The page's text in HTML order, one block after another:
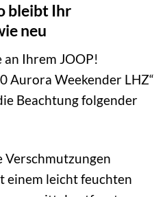
bleibt Ihr
neu
an Ihrem JOOP!
Aurora Weekender LHZ“
Beachtung folgender
Verschmutzungen
einem leicht feuchten